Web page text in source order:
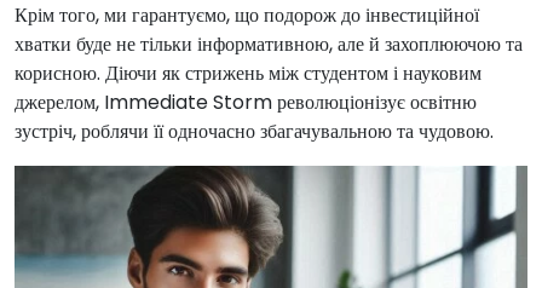
Крім того, ми гарантуємо, що подорож до інвестиційної
хватки буде не тільки інформативною, але й захоплюючою та
корисною. Діючи як стрижень між студентом і науковим
джерелом, Immediate Storm революціонізує освітню
зустріч, роблячи її одночасно збагачувальною та чудовою.